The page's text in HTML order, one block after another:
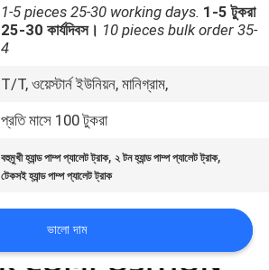
1-5 pieces 25-30 working days. 1-5 টুকরা
25-30 কার্যদিবস। 10 pieces bulk order 35-
4
T/T, ওয়েস্টার্ন ইউনিয়ন, মানিগ্রাম,
প্রতি মাসে 100 টুকরা
বহুমুখী হ্যান্ড পাম্প প্যালেট ট্রাক,২ টন হ্যান্ড পাম্প প্যালেট ট্রাক,
টেকসই হ্যান্ড পাম্প প্যালেট ট্রাক
ভালো দাম